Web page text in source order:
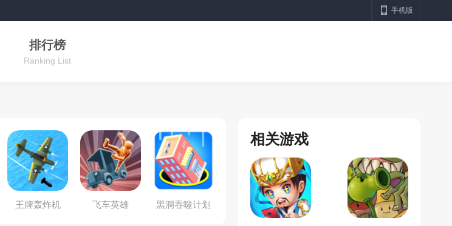
手机版
排行榜
Ranking List
王牌轰炸机 飞车英雄 黑洞吞噬计划
相关游戏